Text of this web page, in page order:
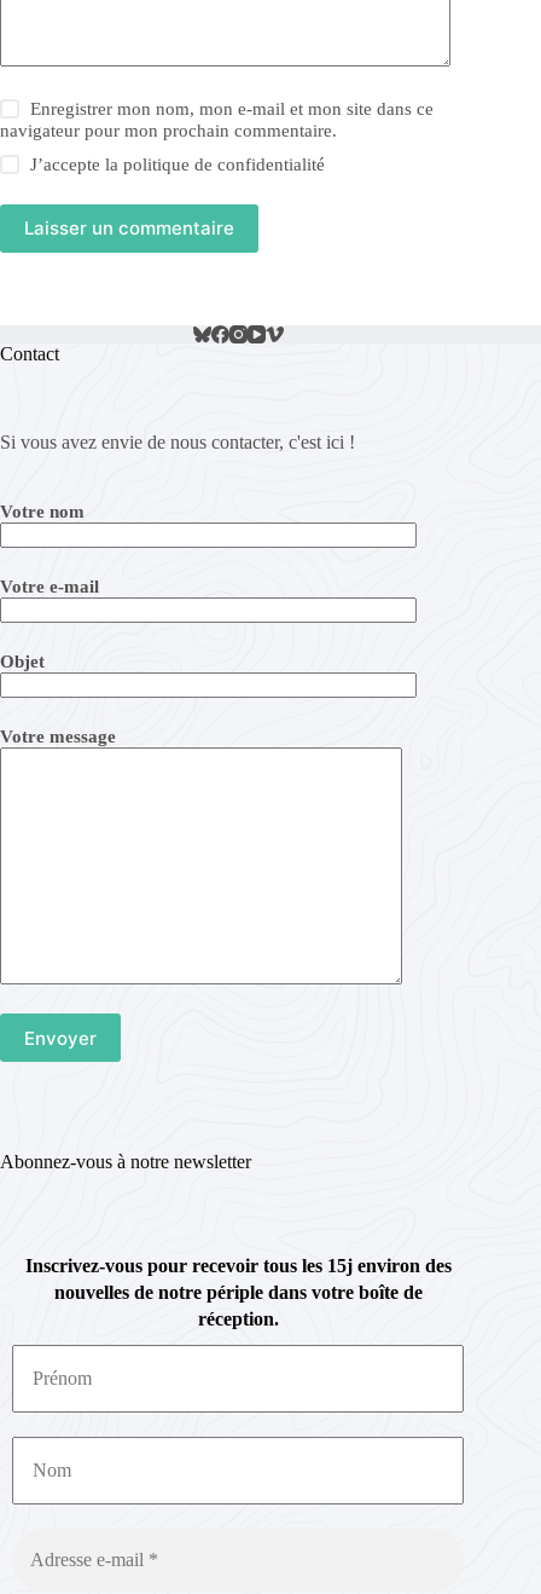
Enregistrer mon nom, mon e-mail et mon site dans ce
navigateur pour mon prochain commentaire.
J’accepte lapolitique de confidentialité
Laisser un commentaire
Contact
Si vous avez envie de nous contacter, c'est ici !
Votre nom
Votre e-mail
Objet
Votre message
Abonnez-vous à notre newsletter
Inscrivez-vous pour recevoir tous les 15j environ des
nouvelles de notre périple dans votre boîte de
réception.